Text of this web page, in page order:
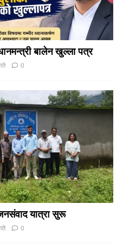
बालेन खुल्ला पत्र
0
यात्रा सुरू
0